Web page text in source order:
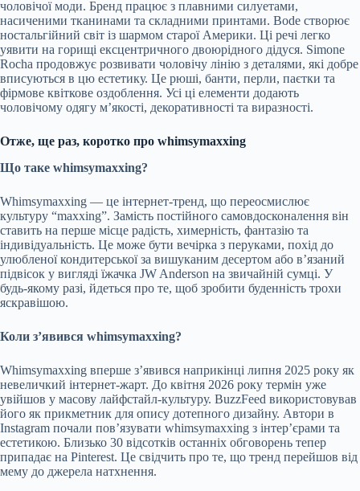
чоловічої моди. Бренд працює з плавними силуетами,
насиченими тканинами та складними принтами. Bode створює
ностальгійний світ із шармом старої Америки. Ці речі легко
уявити на горищі ексцентричного двоюрідного дідуся. Simone
Rocha продовжує розвивати чоловічу лінію з деталями, які добре
вписуються в цю естетику. Це рюші, банти, перли, паєтки та
фірмове квіткове оздоблення. Усі ці елементи додають
чоловічому одягу м’якості, декоративності та виразності.
Отже, ще раз, коротко про whimsymaxxing
Що таке whimsymaxxing?
Whimsymaxxing — це інтернет-тренд, що переосмислює
культуру “maxxing”. Замість постійного самовдосконалення він
ставить на перше місце радість, химерність, фантазію та
індивідуальність. Це може бути вечірка з перуками, похід до
улюбленої кондитерської за вишуканим десертом або в’язаний
підвісок у вигляді їжачка JW Anderson на звичайній сумці. У
будь-якому разі, йдеться про те, щоб зробити буденність трохи
яскравішою.
Коли з’явився whimsymaxxing?
Whimsymaxxing вперше з’явився наприкінці липня 2025 року як
невеличкий інтернет-жарт. До квітня 2026 року термін уже
увійшов у масову лайфстайл-культуру. BuzzFeed використовував
його як прикметник для опису дотепного дизайну. Автори в
Instagram почали пов’язувати whimsymaxxing з інтер’єрами та
естетикою. Близько 30 відсотків останніх обговорень тепер
припадає на Pinterest. Це свідчить про те, що тренд перейшов від
мему до джерела натхнення.